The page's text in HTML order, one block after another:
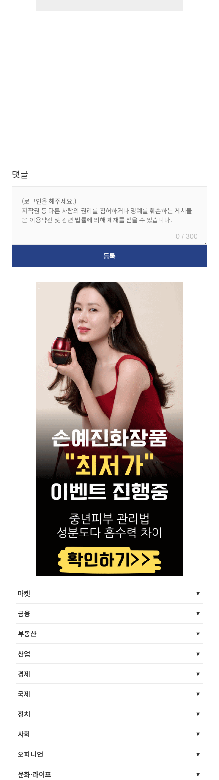
댓글
0 / 300
마켓
금융
부동산
산업
경제
국제
정치
사회
오피니언
문화·라이프